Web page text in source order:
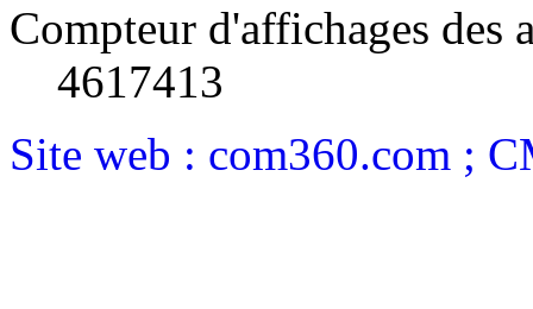
Compteur d'affichages des
4617413
Site web : com360.com ;